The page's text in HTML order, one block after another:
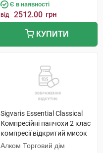
Є в наявності
від 2512.00 грн
КУПИТИ
Sigvaris Essential Classical
Компресійні панчохи 2 клас
компресії відкритий мисок
розмір L long 1 пара
Алком Торговий дім